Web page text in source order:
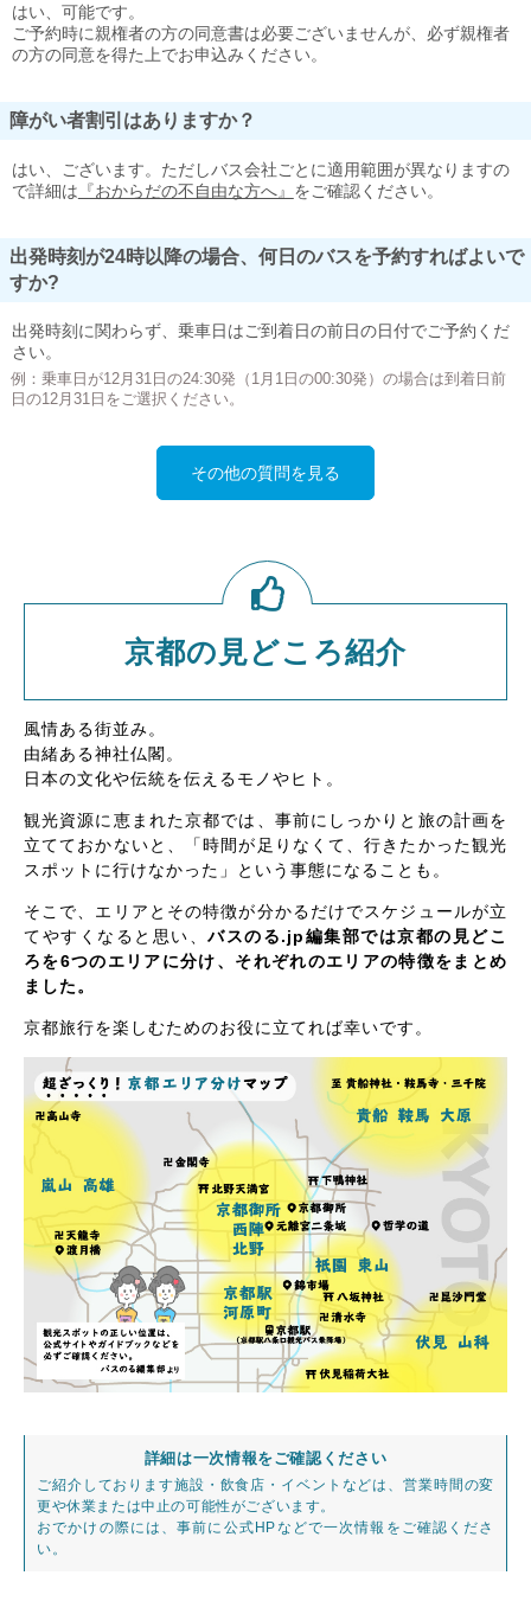
はい、可能です。
ご予約時に親権者の方の同意書は必要ございませんが、必ず親権者
の方の同意を得た上でお申込みください。
障がい者割引はありますか？
はい、ございます。ただしバス会社ごとに適用範囲が異なりますの
で詳細は 『おからだの不自由な方へ』 をご確認ください。
出発時刻が24時以降の場合、何日のバスを予約すればよいで
すか?
出発時刻に関わらず、乗車日はご到着日の前日の日付でご予約くだ
さい。
例：乗車日が12月31日の24:30発（1月1日の00:30発）の場合は到着日前
日の12月31日をご選択ください。
その他の質問を見る
京都の見どころ紹介
風情ある街並み。
由緒ある神社仏閣。
日本の文化や伝統を伝えるモノやヒト。
観光資源に恵まれた京都では、事前にしっかりと旅の計画を
立てておかないと、「時間が足りなくて、行きたかった観光
スポットに行けなかった」という事態になることも。
そこで、エリアとその特徴が分かるだけでスケジュールが立
てやすくなると思い、バスのる.jp編集部では京都の見どこ
ろを6つのエリアに分け、それぞれのエリアの特徴をまとめ
ました。
京都旅行を楽しむためのお役に立てれば幸いです。
詳細は一次情報をご確認ください
ご紹介しております施設・飲食店・イベントなどは、営業時間の変
更や休業または中止の可能性がございます。
おでかけの際には、事前に公式HPなどで一次情報をご確認くださ
い。